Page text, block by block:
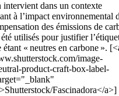
intervient dans un contexte
à l’impact environnemental
des émissions de
utilisés pour justifier
« neutres en carbone ».
image-
product-craft-box-label-
Fascinadora</a>]